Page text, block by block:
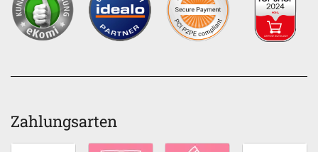
Zahlungsarten